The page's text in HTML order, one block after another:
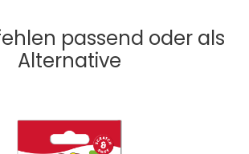
passend oder als
Alternative